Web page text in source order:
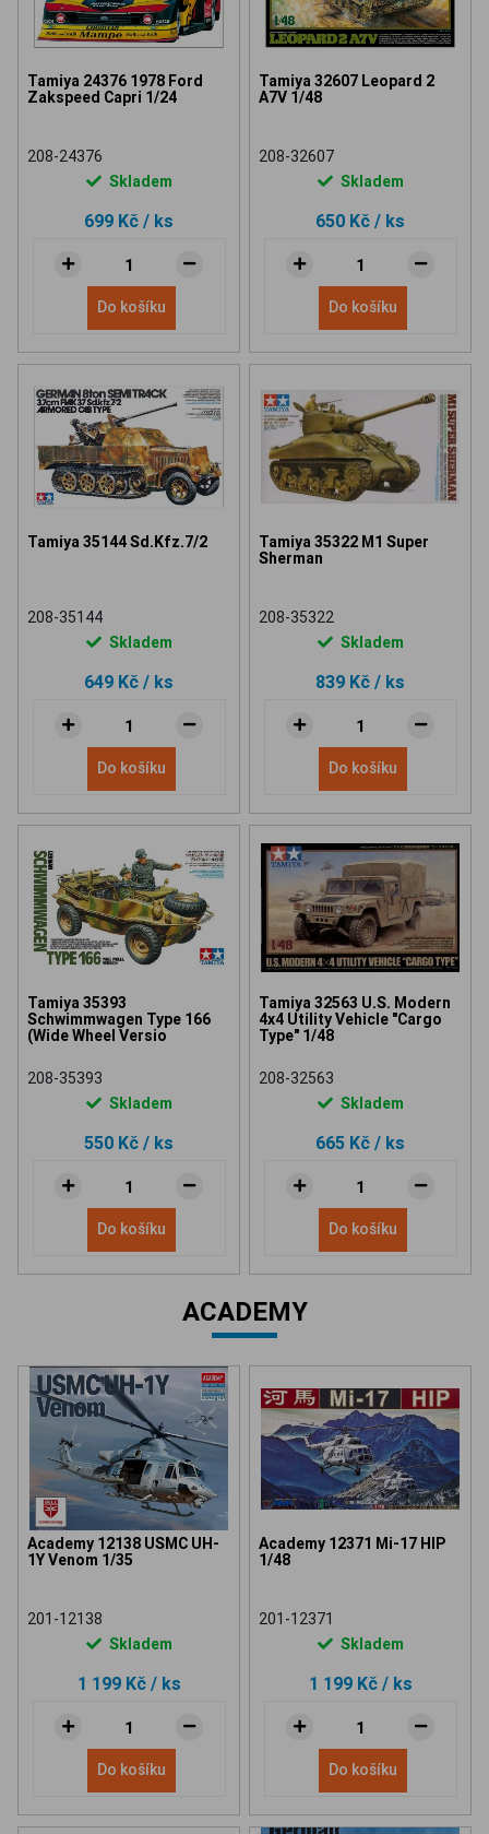
Tamiya 24376 1978 Ford
Zakspeed Capri 1/24
208-24376
Skladem
699 Kč / ks
Do košíku
Tamiya 32607 Leopard 2
A7V 1/48
208-32607
Skladem
650 Kč / ks
Do košíku
Tamiya 35144 Sd.Kfz.7/2
208-35144
Skladem
649 Kč / ks
Do košíku
Tamiya 35322 M1 Super
Sherman
208-35322
Skladem
839 Kč / ks
Do košíku
Tamiya 35393
Schwimmwagen Type 166
(Wide Wheel Versio
208-35393
Skladem
550 Kč / ks
Do košíku
Tamiya 32563 U.S. Modern
4x4 Utility Vehicle "Cargo
Type" 1/48
208-32563
Skladem
665 Kč / ks
Do košíku
ACADEMY
Academy 12138 USMC UH-
1Y Venom 1/35
201-12138
Skladem
1 199 Kč / ks
Do košíku
Academy 12371 Mi-17 HIP
1/48
201-12371
Skladem
1 199 Kč / ks
Do košíku